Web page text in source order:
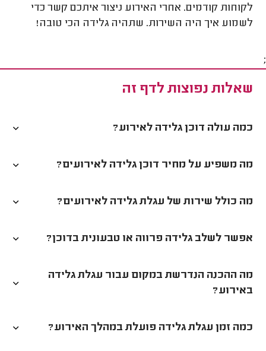
לקוחות קודמים. אחרי האירוע ניצור איתכם קשר כדי
לשמוע איך היה השירות. שתהיה גלידה הכי טובה!
;
שאלות נפוצות לדף זה
כמה עולה דוכן גלידה לאירוע?
מה משפיע על מחיר דוכן גלידה לאירועים?
מה כולל שירות של עגלת גלידה לאירועים?
אפשר לשלב גלידה פרווה או טבעונית בדוכן?
מה ההכנה הנדרשת במקום עבור עגלת גלידה
באירוע?
כמה זמן עגלת גלידה פועלת במהלך האירוע?